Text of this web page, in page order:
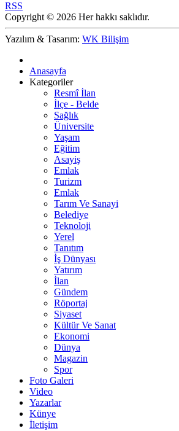
RSS
Copyright © 2026 Her hakkı saklıdır.
Yazılım & Tasarım: WK Bilişim
Anasayfa
Kategoriler
Resmî İlan
İlçe - Belde
Sağlık
Üniversite
Yaşam
Eğitim
Asayiş
Emlak
Turizm
Emlak
Tarım Ve Sanayi
Belediye
Teknoloji
Yerel
Tanıtım
İş Dünyası
Yatırım
İlan
Gündem
Röportaj
Siyaset
Kültür Ve Sanat
Ekonomi
Dünya
Magazin
Spor
Foto Galeri
Video
Yazarlar
Künye
İletişim